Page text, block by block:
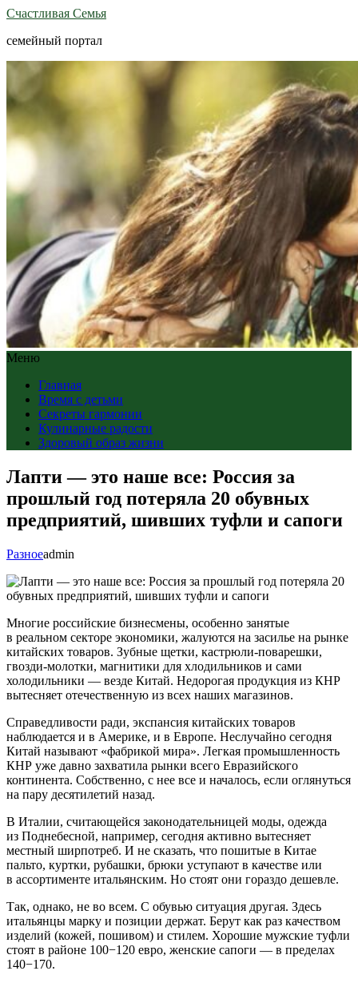
Счастливая Семья
семейный портал
Меню
Главная
Время с детьми
Секреты гармонии
Кулинарные радости
Здоровый образ жизни
Лапти — это наше все: Россия за
прошлый год потеряла 20 обувных
предприятий, шивших туфли и сапоги
Разноеadmin
Многие российские бизнесмены, особенно занятые
в реальном секторе экономики, жалуются на засилье на рынке
китайских товаров. Зубные щетки, кастрюли-поварешки,
гвозди-молотки, магнитики для хлодильников и сами
холодильники — везде Китай. Недорогая продукция из КНР
вытесняет отечественную из всех наших магазинов.
Справедливости ради, экспансия китайских товаров
наблюдается и в Америке, и в Европе. Неслучайно сегодня
Китай называют «фабрикой мира». Легкая промышленность
КНР уже давно захватила рынки всего Евразийского
континента. Собственно, с нее все и началось, если оглянуться
на пару десятилетий назад.
В Италии, считающейся законодательницей моды, одежда
из Поднебесной, например, сегодня активно вытесняет
местный ширпотреб. И не сказать, что пошитые в Китае
пальто, куртки, рубашки, брюки уступают в качестве или
в ассортименте итальянским. Но стоят они гораздо дешевле.
Так, однако, не во всем. С обувью ситуация другая. Здесь
итальянцы марку и позиции держат. Берут как раз качеством
изделий (кожей, пошивом) и стилем. Хорошие мужские туфли
стоят в районе 100−120 евро, женские сапоги — в пределах
140−170.